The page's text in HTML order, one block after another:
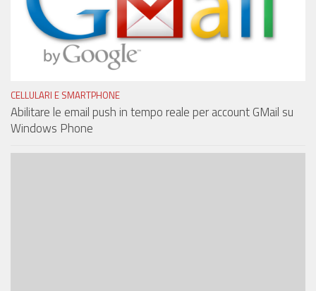
CELLULARI E SMARTPHONE
Abilitare le email push in tempo reale per account GMail su
Windows Phone